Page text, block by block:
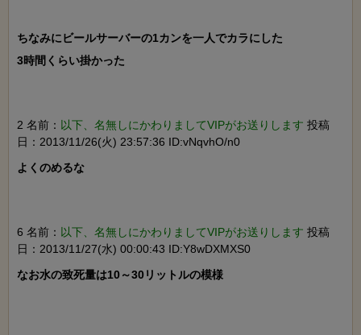
ちなみにビールサーバーの1カンを一人でカラにした
3時間くらい掛かった
2 名前： 以下、名無しにかわりましてVIPがお送りします 投稿
日：2013/11/26(火) 23:57:36 ID:vNqvhO/n0
よくのめるな
6 名前： 以下、名無しにかわりましてVIPがお送りします 投稿
日：2013/11/27(水) 00:00:43 ID:Y8wDXMXS0
なお水の致死量は10～30リットルの模様